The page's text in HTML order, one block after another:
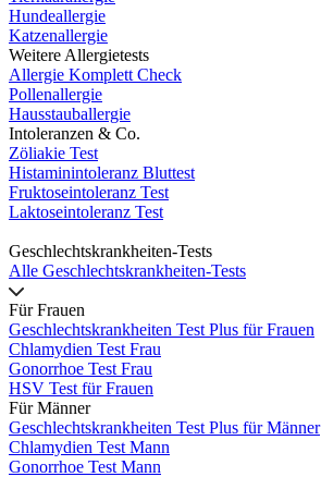
Hundeallergie
Katzenallergie
Weitere Allergietests
Allergie Komplett Check
Pollenallergie
Hausstauballergie
Intoleranzen & Co.
Zöliakie Test
Histaminintoleranz Bluttest
Fruktoseintoleranz Test
Laktoseintoleranz Test
Geschlechtskrankheiten-Tests
Alle Geschlechtskrankheiten-Tests
Für Frauen
Geschlechtskrankheiten Test Plus für Frauen
Chlamydien Test Frau
Gonorrhoe Test Frau
HSV Test für Frauen
Für Männer
Geschlechtskrankheiten Test Plus für Männer
Chlamydien Test Mann
Gonorrhoe Test Mann